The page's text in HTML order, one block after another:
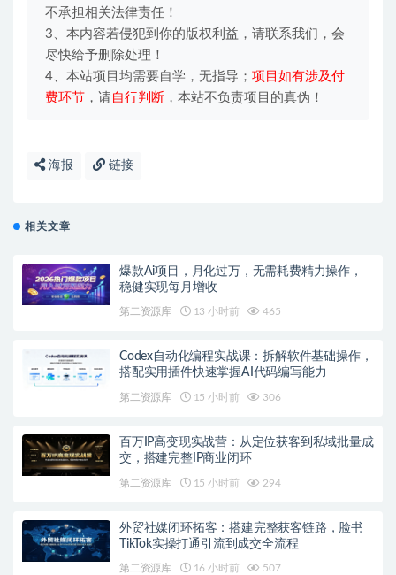
不承担相关法律责任！
3、本内容若侵犯到你的版权利益，请联系我们，会
尽快给予删除处理！
4、本站项目均需要自学，无指导； 项目如有涉及付
费环节 ，请自行判断 ，本站不负责项目的真伪！
海报 链接
相关文章
爆款Ai项目，月化过万，无需耗费精力操作，
稳健实现每月增收
第二资源库 13 小时前 465
Codex自动化编程实战课：拆解软件基础操作，
搭配实用插件快速掌握AI代码编写能力
第二资源库 15 小时前 306
百万IP高变现实战营：从定位获客到私域批量成
交，搭建完整IP商业闭环
第二资源库 15 小时前 294
外贸社媒闭环拓客：搭建完整获客链路，脸书
TikTok实操打通引流到成交全流程
第二资源库 16 小时前 507